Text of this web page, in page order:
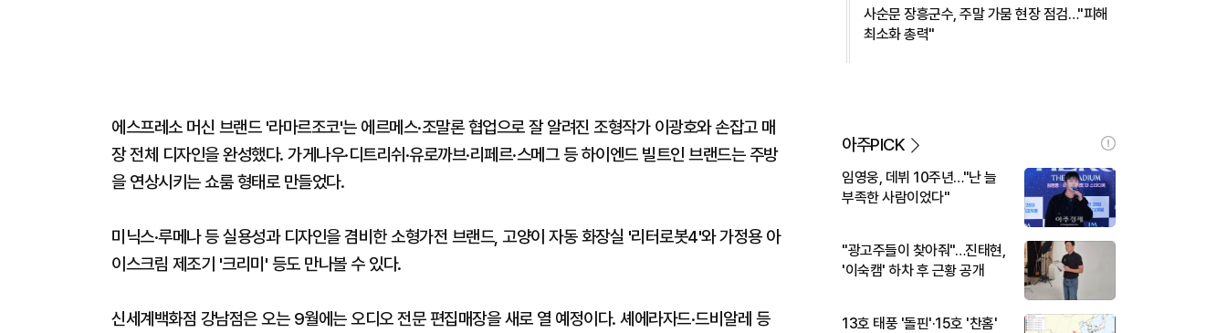
에스프레소 머신 브랜드 '라마르조코'는 에르메스·조말론 협업으로 잘 알려진 조형작가 이광호와 손잡고 매
장 전체 디자인을 완성했다. 가게나우·디트리쉬·유로까브·리페르·스메그 등 하이엔드 빌트인 브랜드는 주방
을 연상시키는 쇼룸 형태로 만들었다.
미닉스·루메나 등 실용성과 디자인을 겸비한 소형가전 브랜드, 고양이 자동 화장실 '리터로봇4'와 가정용 아
이스크림 제조기 '크리미' 등도 만나볼 수 있다.
신세계백화점 강남점은 오는 9월에는 오디오 전문 편집매장을 새로 열 예정이다. 셰에라자드·드비알레 등
사순문 장흥군수, 주말 가뭄 현장 점검…"피해
최소화 총력"
아주PICK
임영웅, 데뷔 10주년…"난 늘
부족한 사람이었다"
"광고주들이 찾아줘"…진태현,
'이숙캠' 하차 후 근황 공개
13호 태풍 '돌핀'·15호 '찬홈'